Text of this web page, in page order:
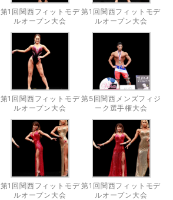
第1回関西フィットモデ
ルオープン大会
第1回関西フィットモデ
ルオープン大会
第1回関西フィットモデ
ルオープン大会
第5回関西メンズフィジ
ーク選手権大会
第1回関西フィットモデ
ルオープン大会
第1回関西フィットモデ
ルオープン大会